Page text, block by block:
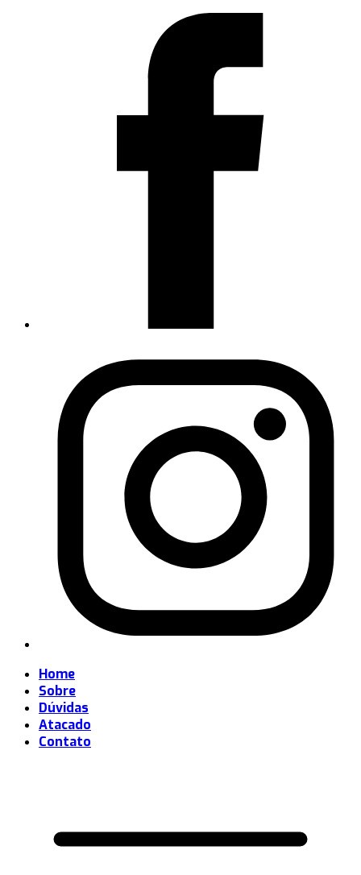
Home
Sobre
Dúvidas
Atacado
Contato